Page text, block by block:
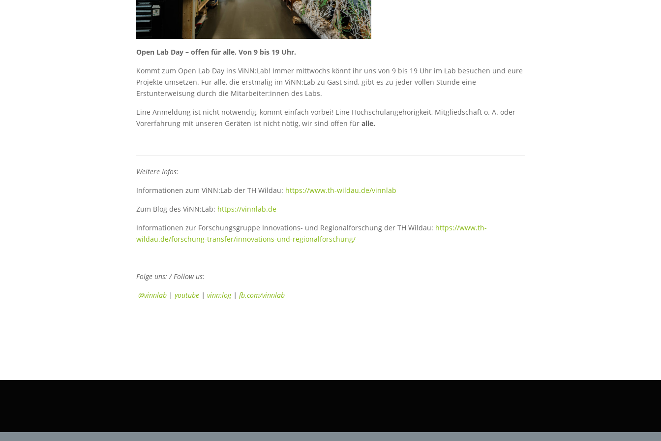
Open Lab Day – offen für alle. Von 9 bis 19 Uhr.
Kommt zum Open Lab Day ins ViNN:Lab! Immer mittwochs könnt ihr uns von 9 bis 19 Uhr im Lab besuchen und eure
Projekte umsetzen. Für alle, die erstmalig im ViNN:Lab zu Gast sind, gibt es zu jeder vollen Stunde eine
Erstunterweisung durch die Mitarbeiter:innen des Labs.
Eine Anmeldung ist nicht notwendig, kommt einfach vorbei! Eine Hochschulangehörigkeit, Mitgliedschaft o. Ä. oder
Vorerfahrung mit unseren Geräten ist nicht nötig, wir sind offen für alle.
Weitere Infos:
Informationen zum ViNN:Lab der TH Wildau: https://www.th-wildau.de/vinnlab
Zum Blog des ViNN:Lab: https://vinnlab.de
Informationen zur Forschungsgruppe Innovations- und Regionalforschung der TH Wildau: https://www.th-
wildau.de/forschung-transfer/innovations-und-regionalforschung/
Folge uns: / Follow us:
@vinnlab | youtube | vinn:log | fb.com/vinnlab